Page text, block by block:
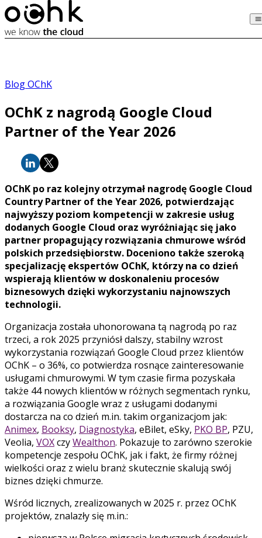
Blog OChK
OChK z nagrodą Google Cloud
Partner of the Year 2026
OChK po raz kolejny otrzymał nagrodę Google Cloud
Country Partner of the Year 2026, potwierdzając
najwyższy poziom kompetencji w zakresie usług
dodanych Google Cloud oraz wyróżniając się jako
partner propagujący rozwiązania chmurowe wśród
polskich przedsiębiorstw. Doceniono także szeroką
specjalizację ekspertów OChK, którzy na co dzień
wspierają klientów w doskonaleniu procesów
biznesowych dzięki wykorzystaniu najnowszych
technologii.
Organizacja została uhonorowana tą nagrodą po raz
trzeci, a rok 2025 przyniósł dalszy, stabilny wzrost
wykorzystania rozwiązań Google Cloud przez klientów
OChK – o 36%, co potwierdza rosnące zainteresowanie
usługami chmurowymi. W tym czasie firma pozyskała
także 44 nowych klientów w różnych segmentach rynku,
a rozwiązania Google wraz z usługami dodanymi
dostarcza na co dzień m.in. takim organizacjom jak:
Animex, Booksy, Diagnostyka, eBilet, eSky, PKO BP, PZU,
Veolia, VOXczyWealthon. Pokazuje to zarówno szerokie
kompetencje zespołu OChK, jak i fakt, że firmy różnej
wielkości oraz z wielu branż skutecznie skalują swój
biznes dzięki chmurze.
Wśród licznych, zrealizowanych w 2025 r. przez OChK
projektów, znalazły się m.in.: